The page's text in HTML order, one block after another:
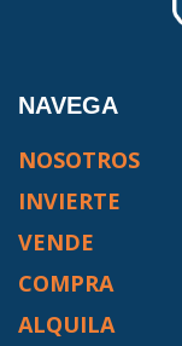
NAVEGA
NOSOTROS
INVIERTE
VENDE
COMPRA
ALQUILA